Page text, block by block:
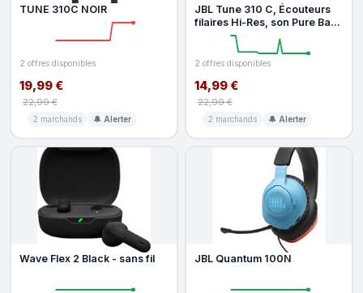
TUNE 310C NOIR
2 offres disponibles
19,99 €
22,99 €
2 marchands 🔔 Alerter
JBL Tune 310 C, Écouteurs
filaires Hi-Res, son Pure Bass
JBL, connexion USB-C, c
2 offres disponibles
14,99 €
22,99 €
2 marchands 🔔 Alerter
Wave Flex 2 Black - sans fil JBL Quantum 100N